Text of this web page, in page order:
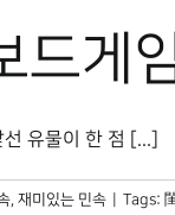
드게
유물이 한 점 [...]
, 재미있는 민속 Tags: